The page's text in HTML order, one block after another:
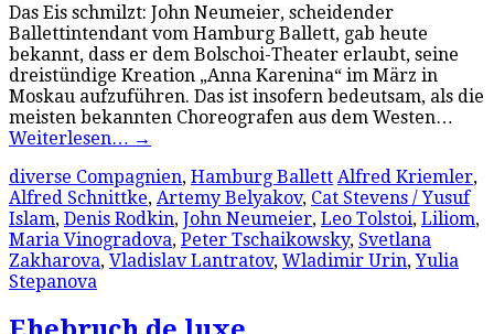
Das Eis schmilzt: John Neumeier, scheidender
Ballettintendant vom Hamburg Ballett, gab heute
bekannt, dass er dem Bolschoi-Theater erlaubt, seine
dreistündige Kreation „Anna Karenina“ im März in
Moskau aufzuführen. Das ist insofern bedeutsam, als die
meisten bekannten Choreografen aus dem Westen…
Weiterlesen… →
diverse Compagnien, Hamburg Ballett Alfred Kriemler,
Alfred Schnittke, Artemy Belyakov, Cat Stevens / Yusuf
Islam, Denis Rodkin, John Neumeier, Leo Tolstoi, Liliom,
Maria Vinogradova, Peter Tschaikowsky, Svetlana
Zakharova, Vladislav Lantratov, Wladimir Urin,Yulia
Stepanova